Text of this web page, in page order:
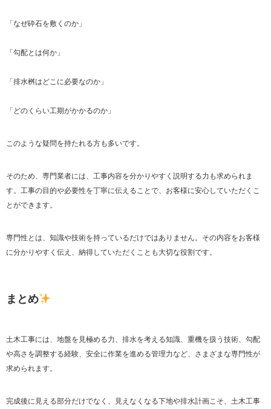
「なぜ砕石を敷くのか」
「勾配とは何か」
「排水桝はどこに必要なのか」
「どのくらい工期がかかるのか」
このような疑問を持たれる方も多いです。
そのため、専門業者には、工事内容を分かりやすく説明する力も求められま
す。工事の目的や必要性を丁寧に伝えることで、お客様に安心していただくこ
とができます。
専門性とは、知識や技術を持っているだけではありません。その内容をお客様
に分かりやすく伝え、納得していただくことも大切な役割です。
まとめ
土木工事には、地盤を見極める力、排水を考える知識、重機を扱う技術、勾配
や高さを調整する経験、安全に作業を進める管理力など、さまざまな専門性が
求められます。
完成後に見える部分だけでなく、見えなくなる下地や排水計画こそ、土木工事